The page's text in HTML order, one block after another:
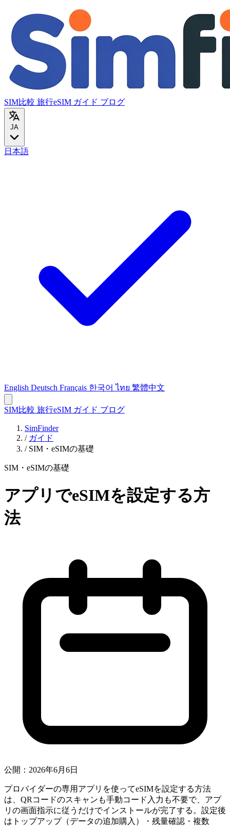
SIM比較 旅行eSIM ガイド ブログ
JA
日本語
English Deutsch Français 한국어 ไทย 繁體中文
SIM比較 旅行eSIM ガイド ブログ
SimFinder
/ ガイド
/ SIM・eSIMの基礎
SIM・eSIMの基礎
アプリでeSIMを設定する方
法
公開：2026年6月6日
プロバイダーの専用アプリを使ってeSIMを設定する方法
は、QRコードのスキャンも手動コード入力も不要で、アプ
リの画面指示に従うだけでインストールが完了する。設定後
はトップアップ（データの追加購入）・残量確認・複数